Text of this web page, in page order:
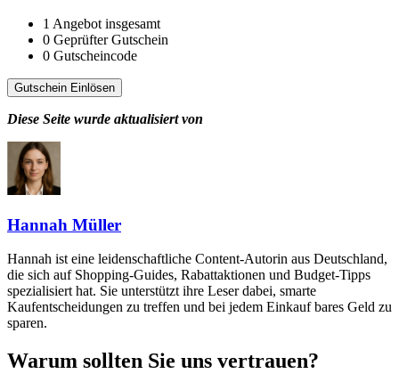
1 Angebot insgesamt
0 Geprüfter Gutschein
0 Gutscheincode
Gutschein Einlösen
Diese Seite wurde aktualisiert von
Hannah Müller
Hannah ist eine leidenschaftliche Content-Autorin aus Deutschland,
die sich auf Shopping-Guides, Rabattaktionen und Budget-Tipps
spezialisiert hat. Sie unterstützt ihre Leser dabei, smarte
Kaufentscheidungen zu treffen und bei jedem Einkauf bares Geld zu
sparen.
Warum sollten Sie uns vertrauen?